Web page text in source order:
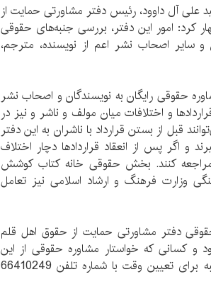
علی آل داوود، رئیس دفتر مشاورتی حمایت از
کرد: امور این دفتر، بررسی جنبه‌های حقوقی
سایر اصحاب نشر اعم از نویسنده، مترجم،
حقوقی رایگان به نویسندگان و اصحاب نشر
و اختلافات میان مولف و ناشر و نیز در
قبل از بستن قرارداد با ناشران به این دفتر
و اگر پس از انعقاد قرارداد‌ها دچار اختلاف
کنند. بخش حقوقی خانه کتاب کوشش
وزارت فرهنگ و ارشاد اسلامی نیز تعامل
دفتر مشاورتی حمایت از حقوق اهل قلم
می‌شود و کسانی که خواستار مشاوره حقوقی از این
دفتر هستند، می‌توانند قبل از روز سه‌شنبه برای تعیین وقت با شماره تلفن 66410249